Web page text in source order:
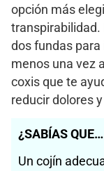
opción más
transpirabilidad.
dos fundas para
menos una vez
coxis que te
reducir dolores
¿SABÍAS QUE…
Un cojín